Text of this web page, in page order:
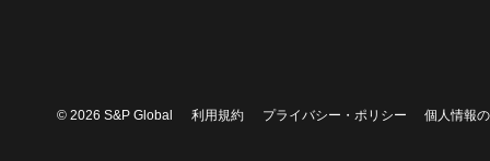
© 2026 S&P Global 利用規約 プライバシー・ポリシー 個人情報